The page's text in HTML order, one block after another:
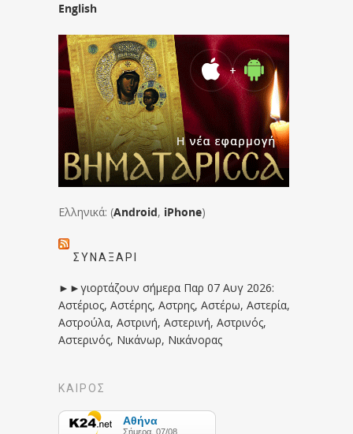
English
Ελληνικά: (Android, iPhone)
ΣΥΝΑΞΆΡΙ
►►γιορτάζουν σήμερα Παρ 07 Αυγ 2026:
Αστέριος, Αστέρης, Αστρης, Αστέρω, Αστερία,
Αστρούλα, Αστρινή, Αστερινή, Αστρινός,
Αστερινός, Νικάνωρ, Νικάνορας
ΚΑΙΡΟΣ